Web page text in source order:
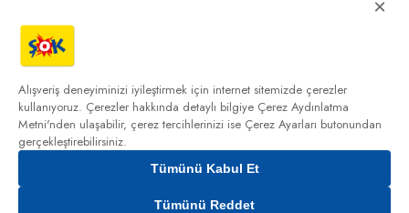
×
Alışveriş deneyiminizi iyileştirmek için internet sitemizde çerezler
kullanıyoruz. Çerezler hakkında detaylı bilgiye Çerez Aydınlatma
Metni'nden ulaşabilir, çerez tercihlerinizi ise Çerez Ayarları butonundan
gerçekleştirebilirsiniz.
Tümünü Kabul Et
Tümünü Reddet